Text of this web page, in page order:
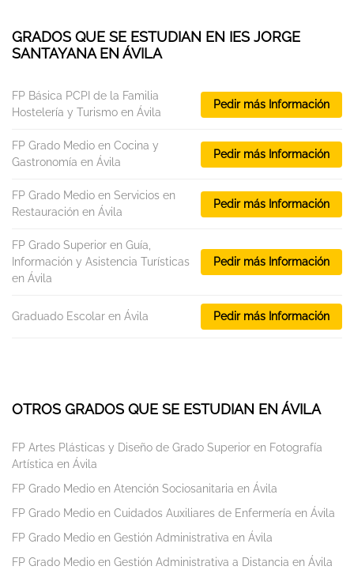
GRADOS QUE SE ESTUDIAN EN IES JORGE
SANTAYANA EN ÁVILA
FP Básica PCPI de la Familia
Hostelería y Turismo en Ávila
Pedir más Información
FP Grado Medio en Cocina y
Gastronomía en Ávila
Pedir más Información
FP Grado Medio en Servicios en
Restauración en Ávila
Pedir más Información
FP Grado Superior en Guía,
Información y Asistencia Turísticas
en Ávila
Pedir más Información
Graduado Escolar en Ávila Pedir más Información
OTROS GRADOS QUE SE ESTUDIAN EN ÁVILA
FP Artes Plásticas y Diseño de Grado Superior en Fotografía
Artística en Ávila
FP Grado Medio en Atención Sociosanitaria en Ávila
FP Grado Medio en Cuidados Auxiliares de Enfermería en Ávila
FP Grado Medio en Gestión Administrativa en Ávila
FP Grado Medio en Gestión Administrativa a Distancia en Ávila